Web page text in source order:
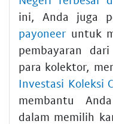
ini, Anda juga
payoneer untuk
pembayaran
para kolektor,
Investasi Koleksi
membantu
dalam memilih